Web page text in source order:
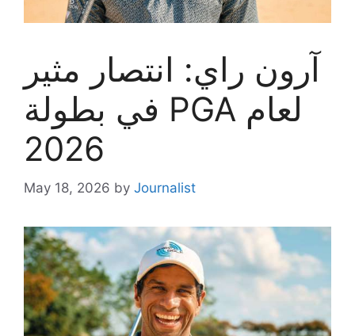
آرون راي: انتصار مثير
في بطولة PGA لعام
2026
May 18, 2026 by Journalist